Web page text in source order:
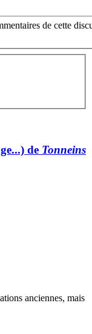
de cette
de Tonneins
anciennes, mais